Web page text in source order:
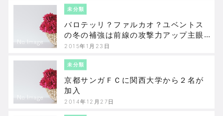
未分類
バロテッリ？ファルカオ？ユベントス
の冬の補強は前線の攻撃力アップ主眼
か？
2015年1月23日
未分類
京都サンガＦＣに関西大学から２名が
加入
2014年12月27日